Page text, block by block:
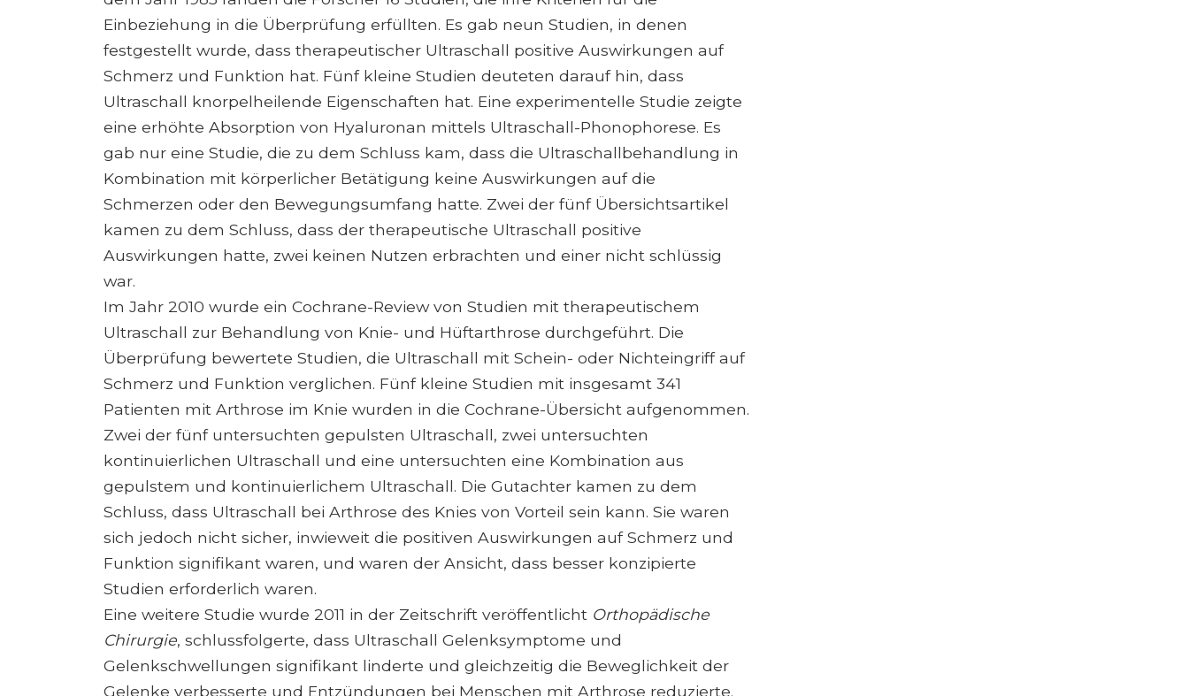
Einbeziehung in die Überprüfung erfüllten. Es gab neun Studien, in denen
festgestellt wurde, dass therapeutischer Ultraschall positive Auswirkungen auf
Schmerz und Funktion hat. Fünf kleine Studien deuteten darauf hin, dass
Ultraschall knorpelheilende Eigenschaften hat. Eine experimentelle Studie zeigte
eine erhöhte Absorption von Hyaluronan mittels Ultraschall-Phonophorese. Es
gab nur eine Studie, die zu dem Schluss kam, dass die Ultraschallbehandlung in
Kombination mit körperlicher Betätigung keine Auswirkungen auf die
Schmerzen oder den Bewegungsumfang hatte. Zwei der fünf Übersichtsartikel
kamen zu dem Schluss, dass der therapeutische Ultraschall positive
Auswirkungen hatte, zwei keinen Nutzen erbrachten und einer nicht schlüssig
war.
Im Jahr 2010 wurde ein Cochrane-Review von Studien mit therapeutischem
Ultraschall zur Behandlung von Knie- und Hüftarthrose durchgeführt. Die
Überprüfung bewertete Studien, die Ultraschall mit Schein- oder Nichteingriff auf
Schmerz und Funktion verglichen. Fünf kleine Studien mit insgesamt 341
Patienten mit Arthrose im Knie wurden in die Cochrane-Übersicht aufgenommen.
Zwei der fünf untersuchten gepulsten Ultraschall, zwei untersuchten
kontinuierlichen Ultraschall und eine untersuchten eine Kombination aus
gepulstem und kontinuierlichem Ultraschall. Die Gutachter kamen zu dem
Schluss, dass Ultraschall bei Arthrose des Knies von Vorteil sein kann. Sie waren
sich jedoch nicht sicher, inwieweit die positiven Auswirkungen auf Schmerz und
Funktion signifikant waren, und waren der Ansicht, dass besser konzipierte
Studien erforderlich waren.
Eine weitere Studie wurde 2011 in der Zeitschrift veröffentlicht Orthopädische
Chirurgie, schlussfolgerte, dass Ultraschall Gelenksymptome und
Gelenkschwellungen signifikant linderte und gleichzeitig die Beweglichkeit der
Gelenke verbesserte und Entzündungen bei Menschen mit Arthrose reduzierte.